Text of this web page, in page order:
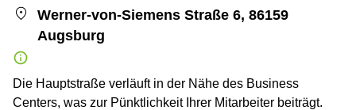
Werner-von-Siemens Straße 6, 86159
Augsburg
Die Hauptstraße verläuft in der Nähe des Business
Centers, was zur Pünktlichkeit Ihrer Mitarbeiter beiträgt.